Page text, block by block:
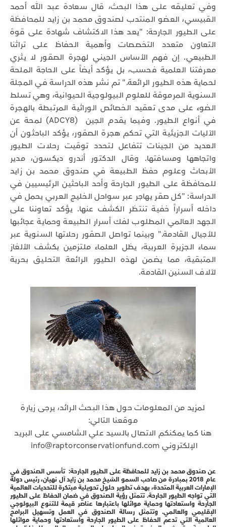
وفي تعليقه على هذا البحث، قال سعادة عبد الله أحمد
القبيسي، العضو المنتدب لصندوق محمد بن زايد للمحافظة
على الطيور الجارحة: "يعد هذا الاكتشاف شهادة على قوة
التعاون متعدد التخصصات وأهمية الحفاظ على تراثنا
الطبيعي. إن فهم الأساس الجيني لهجرة الصقور لا يثري
معرفتنا العلمية فحسب، بل يؤكد أيضاً على الحاجة الملحة
لحماية هذه الطيور الرائعة." تم نشر هذه الدراسة في المجلة
السنوية المرموقة للعلوم البيولوجية الحيوانية، وهي تسلط
الضوء على مدى تعقيد الخصائص الوراثية المرتبطة بالهجرة
في أنواع الطيور. وفيما يقدم الجين (ADCY8) لمحة عن
الآليات الجزيئية التي تحكم هجرة الصقور، يؤكد الباحثون أن
العديد من الجينات تتفاعل لتحدد توقيت رحلات الطيور
واتجاهها ومسافتها. وقال الدكتور أندرو ديكسون، مدير
الأبحاث وعلوم حفظ الطبيعة في صندوق محمد بن زايد
للمحافظة على الطيور الجارحة وأحد الباحثين الرئيسيين في
الدراسة: "كل صقر يهاجر عبر سواحل الخليج العربي يحمل في
داخله أسراراً خفية تنتظر الكشف عنها. يؤكد تعاوننا على
الجهد العالمي المطلوب لفك أسرار الطبيعة وحماية عجائبها
للأجيال القادمة." وبينما تواصل الصقور رحلاتها السنوية عبر
سماء الجزيرة العربية، يظل العلماء ملتزمين بكشف الألغاز
المتبقية، مما يضمن لهذه الطيور الرائعة التحليق بحرية
لآلاف السنين القادمة.
لمزيد من المعلومات حول هذا البحث الرائد، يرجى زيارة
موقعنا التالي:
هنا كما يمكنكم الاتصال بالسيد علي الشامسي على البريد
الإلكتروني info@raptorconservationfund.com
عن صندوق محمد بن زايد للمحافظة على الطيور الجارحة:تأسس الصندوق في
عام 2018 بمبادرة من صاحب السمو الشيخ محمد بن زايد آل نهيان، رئيس دولة
الإمارات العربية المتحدة، بهدف تطوير حلول تحويلية مبتكرة للتحديات العالمية
التي تواجه الطيور الجارحة. تتمثل رؤية الصندوق في ضمان الحفاظ على الطيور
الجارحة واستعادتها وحماية موائلها باعتبارها عناصر قيمة للتنوع البيولوجي
الإقليمي والعالمي. وتتمثل رسالة الصندوق في العمل وتسهيل البرامج
العالمية التي تدعم الحفاظ على الطيور الجارحة واستعادتها وحماية موائلها